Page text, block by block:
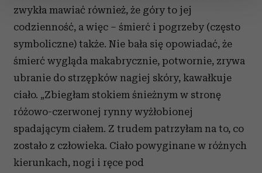
zmienić lub wycofać swoją zgodę w dowolnej chwili.
Wykorzystujemy pliki cookie do spersonalizowania treści
i reklam, aby oferować funkcje społecznościowe i
analizować ruch w naszej witrynie. Informacje o tym, jak
korzystasz z naszej witryny, udostępniamy partnerom
społecznościowym, reklamowym i analitycznym.
Partnerzy mogą połączyć te informacje z innymi danymi
otrzymanymi od Ciebie lub uzyskanymi podczas
korzystania z ich usług.
zwykła mawiać również, że góry to jej
codzienność, a więc – śmierć i pogrzeby (często
symboliczne) także. Nie bała się opowiadać, że
śmierć wygląda makabrycznie, potwornie, zrywa
ubranie do strzępków nagiej skóry, kawałkuje
ciało. „Zbiegłam stokiem śnieżnym w stronę
różowo-czerwonej rynny wyżłobionej
spadającym ciałem. Z trudem patrzyłam na to, co
zostało z człowieka. Ciało powyginane w różnych
kierunkach, nogi i ręce pod